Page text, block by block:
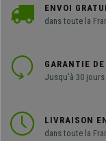
ENVOI
dans toute la
GARANTIE DE
Jusqu'à 30 jours
LIVRAISON
dans toute la